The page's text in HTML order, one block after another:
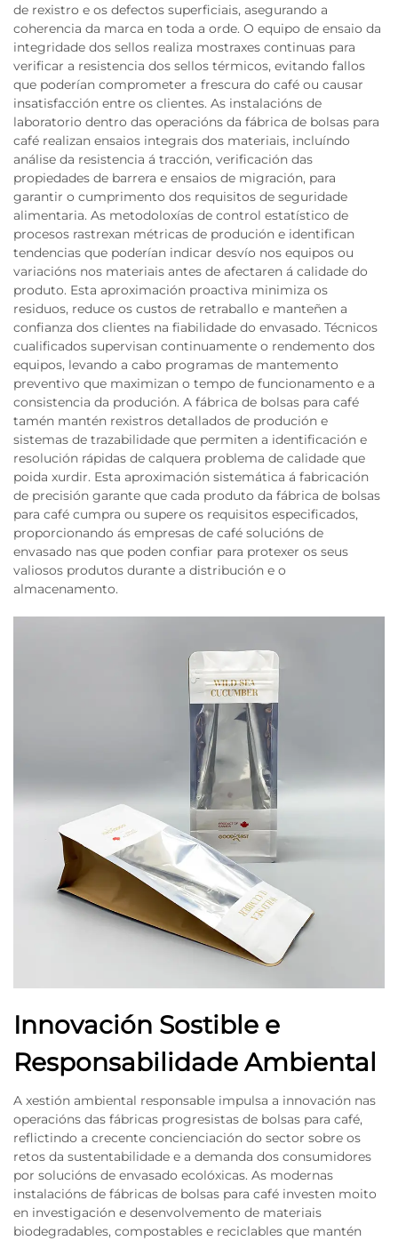
de rexistro e os defectos superficiais, asegurando a
coherencia da marca en toda a orde. O equipo de ensaio da
integridade dos sellos realiza mostraxes continuas para
verificar a resistencia dos sellos térmicos, evitando fallos
que poderían comprometer a frescura do café ou causar
insatisfacción entre os clientes. As instalacións de
laboratorio dentro das operacións da fábrica de bolsas para
café realizan ensaios integrais dos materiais, incluíndo
análise da resistencia á tracción, verificación das
propiedades de barrera e ensaios de migración, para
garantir o cumprimento dos requisitos de seguridade
alimentaria. As metodoloxías de control estatístico de
procesos rastrexan métricas de produción e identifican
tendencias que poderían indicar desvío nos equipos ou
variacións nos materiais antes de afectaren á calidade do
produto. Esta aproximación proactiva minimiza os
residuos, reduce os custos de retraballo e manteñen a
confianza dos clientes na fiabilidade do envasado. Técnicos
cualificados supervisan continuamente o rendemento dos
equipos, levando a cabo programas de mantemento
preventivo que maximizan o tempo de funcionamento e a
consistencia da produción. A fábrica de bolsas para café
tamén mantén rexistros detallados de produción e
sistemas de trazabilidade que permiten a identificación e
resolución rápidas de calquera problema de calidade que
poida xurdir. Esta aproximación sistemática á fabricación
de precisión garante que cada produto da fábrica de bolsas
para café cumpra ou supere os requisitos especificados,
proporcionando ás empresas de café solucións de
envasado nas que poden confiar para protexer os seus
valiosos produtos durante a distribución e o
almacenamento.
Innovación Sostible e
Responsabilidade Ambiental
A xestión ambiental responsable impulsa a innovación nas
operacións das fábricas progresistas de bolsas para café,
reflictindo a crecente concienciación do sector sobre os
retos da sustentabilidade e a demanda dos consumidores
por solucións de envasado ecolóxicas. As modernas
instalacións de fábricas de bolsas para café investen moito
en investigación e desenvolvemento de materiais
biodegradables, compostables e reciclables que mantén